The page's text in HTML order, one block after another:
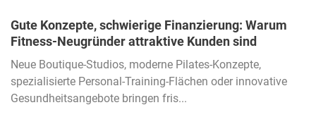
Gute Konzepte, schwierige Finanzierung: Warum
Fitness-Neugründer attraktive Kunden sind
Neue Boutique-Studios, moderne Pilates-Konzepte,
spezialisierte Personal-Training-Flächen oder innovative
Gesundheitsangebote bringen fris...